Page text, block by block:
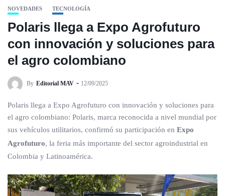
NOVEDADES TECNOLOGÍA
Polaris llega a Expo Agrofuturo
con innovación y soluciones para
el agro colombiano
By Editorial MAV 12/09/2025
Polaris llega a Expo Agrofuturo con innovación y soluciones para
el agro colombiano: Polaris, marca reconocida a nivel mundial por
sus vehículos utilitarios, confirmó su participación en Expo
Agrofuturo, la feria más importante del sector agroindustrial en
Colombia y Latinoamérica.